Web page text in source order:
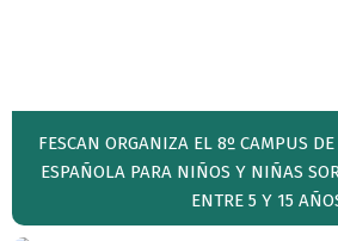
FESCAN ORGANIZA EL 8º CAMPUS
ESPAÑOLA PARA NIÑOS Y NIÑAS
ENTRE 5 Y 15